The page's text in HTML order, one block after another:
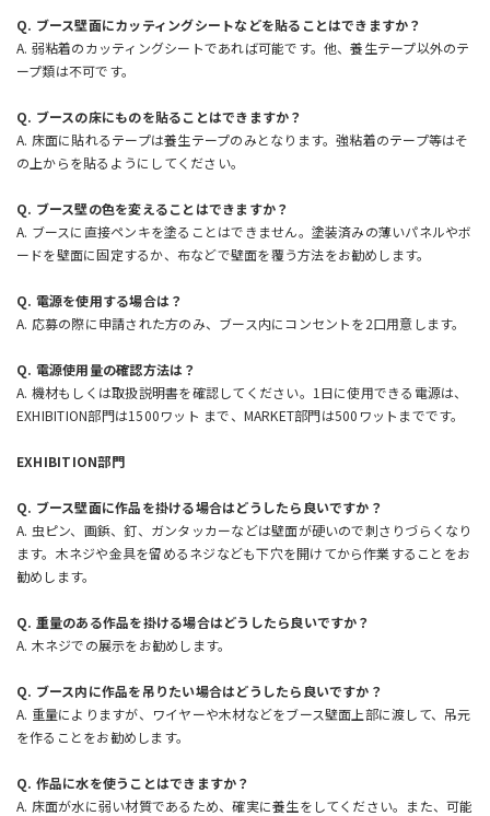
Q. ブース壁面にカッティングシートなどを貼ることはできますか？
A. 弱粘着のカッティングシートであれば可能です。他、養生テープ以外のテ
ープ類は不可です。
Q. ブースの床にものを貼ることはできますか？
A. 床面に貼れるテープは養生テープのみとなります。強粘着のテープ等はそ
の上からを貼るようにしてください。
Q. ブース壁の色を変えることはできますか？
A. ブースに直接ペンキを塗ることはできません。塗装済みの薄いパネルやボ
ードを壁面に固定するか、布などで壁面を覆う方法をお勧めします。
Q. 電源を使用する場合は？
A. 応募の際に申請された方のみ、ブース内にコンセントを2口用意します。
Q. 電源使用量の確認方法は？
A. 機材もしくは取扱説明書を確認してください。1日に使用できる電源は、
EXHIBITION部門は1500ワット まで、MARKET部門は500ワットまでです。
EXHIBITION部門
Q. ブース壁面に作品を掛ける場合はどうしたら良いですか？
A. 虫ピン、画鋲、釘、ガンタッカーなどは壁面が硬いので刺さりづらくなり
ます。木ネジや金具を留めるネジなども下穴を開けてから作業することをお
勧めします。
Q. 重量のある作品を掛ける場合はどうしたら良いですか？
A. 木ネジでの展示をお勧めします。
Q. ブース内に作品を吊りたい場合はどうしたら良いですか？
A. 重量によりますが、ワイヤーや木材などをブース壁面上部に渡して、吊元
を作ることをお勧めします。
Q. 作品に水を使うことはできますか？
A. 床面が水に弱い材質であるため、確実に養生をしてください。また、可能